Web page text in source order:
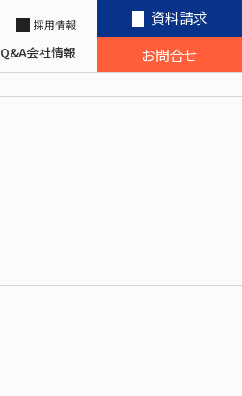
Q&A会社情報
採用情報
資料請求
お問合せ